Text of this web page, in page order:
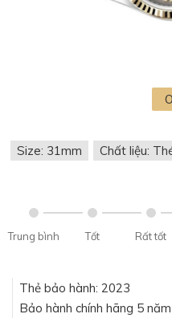
Size: 31mm Chất liệu:
Trung bình Tốt Rất tốt
Thẻ bảo hành: 2023
Bảo hành chính hãng 5